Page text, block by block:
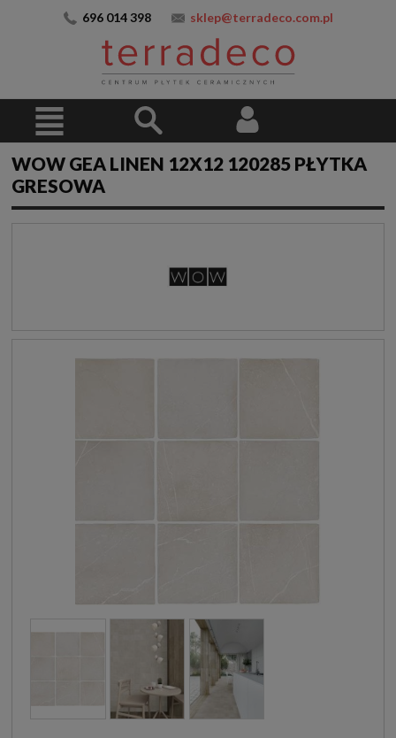
696 014 398 sklep@terradeco.com.pl
WOW GEA LINEN 12X12 120285 PŁYTKA
GRESOWA